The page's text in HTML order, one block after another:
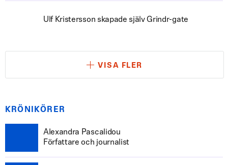
Ulf Kristersson skapade själv Grindr-gate
VISA FLER
KRÖNIKÖRER
Alexandra Pascalidou
Författare och journalist